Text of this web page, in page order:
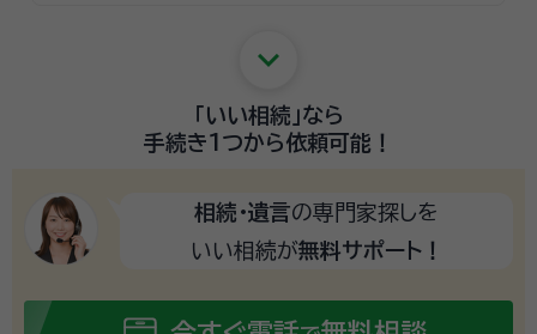
keyboard_arrow_down
「いい相続」なら
手続き1つから依頼可能！
相続・遺言の専門家探しを
いい相続が無料サポート！